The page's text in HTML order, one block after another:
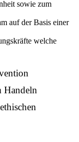
sowie zum
auf der Basis einer
welche
Handeln